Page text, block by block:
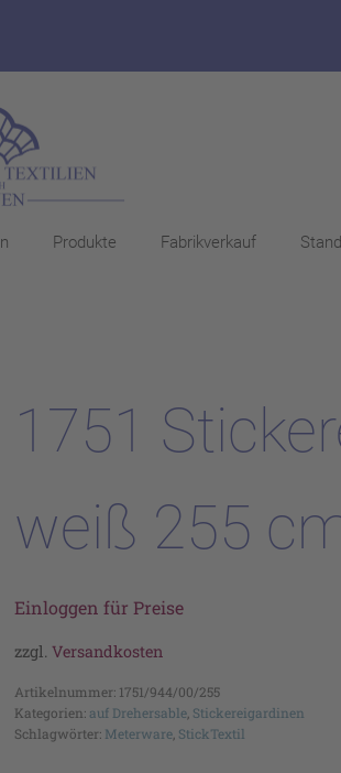
Produkte Fabrikverkauf
1751
weiß 255
Einloggen für Preise
zzgl. Versandkosten
Artikelnummer: 1751/944/00/255
Kategorien: auf Drehersable, Stickereigardinen
Schlagwörter: Meterware, StickTextil